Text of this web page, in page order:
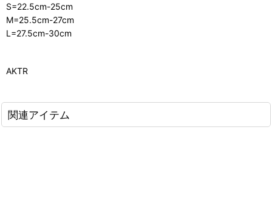
S=22.5cm-25cm
M=25.5cm-27cm
L=27.5cm-30cm
AKTR
関連アイテム